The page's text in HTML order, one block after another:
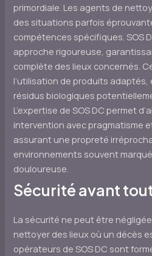
primordiale. Les agents de
des situations parfois
compétences spécifiques. SOS
approche rigoureuse,
complète des lieux concernés.
l’utilisation de produits adaptés,
résidus biologiques
L’expertise de SOS DC permet
intervention avec pragmatisme
assurant une propreté
environnements souvent
douloureuse.
Sécurité avant
La sécurité ne peut être négligée
nettoyer des lieux où un décès
opérateurs de SOS DC sont